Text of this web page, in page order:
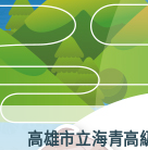
高雄市立海青高